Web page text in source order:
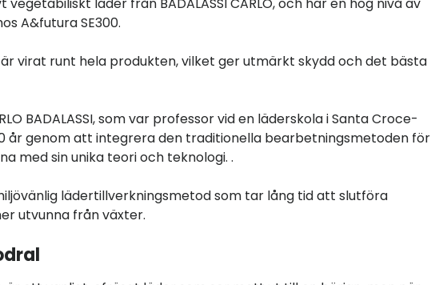
läder från BADALASSI CARLO, och har en hög nivå av
A&futura SE300.
är virat runt hela produkten, vilket ger utmärkt skydd och det bästa
BADALASSI, som var professor vid en läderskola i Santa Croce-
år genom att integrera den traditionella bearbetningsmetoden för
med sin unika teori och teknologi. .
lädertillverkningsmetod som tar lång tid att slutföra
utvunna från växter.